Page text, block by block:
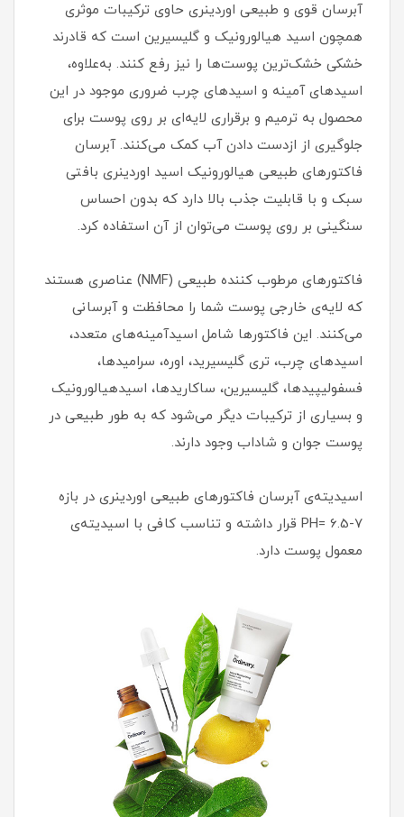
آبرسان قوی و طبیعی اوردینری حاوی ترکیبات موثری
همچون اسید هیالورونیک و گلیسیرین است که قادرند
خشکی خشک‌ترین پوست‌ها را نیز رفع کنند. به‌علاوه،
اسیدهای آمینه و اسیدهای چرب ضروری موجود در این
محصول به ترمیم و برقراری لایه‌ای بر روی پوست برای
جلوگیری از ازدست دادن آب کمک می‌کنند. آبرسان
فاکتورهای طبیعی هیالورونیک اسید اوردینری بافتی
سبک و با قابلیت جذب بالا دارد که بدون احساس
سنگینی بر روی پوست می‌توان از آن استفاده کرد.
فاکتورهای مرطوب کننده طبیعی (NMF) عناصری هستند
که لایه‌ی خارجی پوست شما را محافظت و آبرسانی
می‌کنند. این فاکتورها شامل اسیدآمینه‌های متعدد،
اسیدهای چرب، تری گلیسیرید، اوره، سرامیدها،
فسفولیپیدها، گلیسیرین، ساکاریدها، اسیدهیالورونیک
و بسیاری از ترکیبات دیگر می‌شود که به طور طبیعی در
پوست جوان و شاداب وجود دارند.
اسیدیته‌ی آبرسان فاکتورهای طبیعی اوردینری در بازه
PH= 6.5-7 قرار داشته و تناسب کافی با اسیدیته‌ی
معمول پوست دارد.